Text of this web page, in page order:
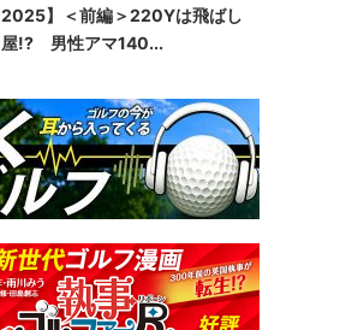
2025】＜前編＞220Yは飛ばし
屋!? 男性アマ140...